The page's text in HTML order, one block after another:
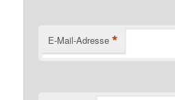
E-Mail-Adresse *